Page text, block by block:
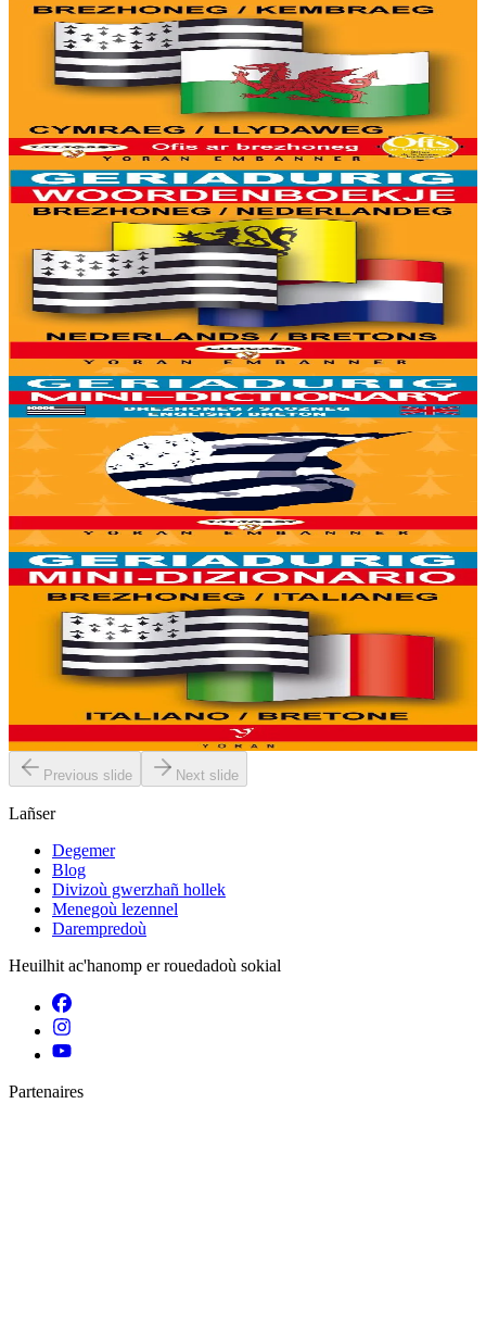
Geriadurig brezhoneg-kembraeg / kembraeg-
brezhoneg
8000 ger ha troidigezh & fonetik a ya d'ober ar geriadur chakod-
mañ. Kavout a reer e-barzh geriaoueg ar vuhez pemdez.
Er stok6,00 €
6 vloaz hag ouzhpenn
Yoran Embanner
Geriadurig brezhoneg-nederlandeg / nederlandeg-
brezhoneg
8000 ger ha troidigezh & fonetik a ya d'ober ar geriadur chakod-
mañ. Kavout a reer e-barzh geriaoueg ar vuhez pemdez.
Er stok6,00 €
6 vloaz hag ouzhpenn
Yoran Embanner
Geriadurig brezhoneg-saozneg / saozneg-brezhoneg
8000 ger ha troidigezh & fonetik a ya d'ober ar geriadur chakod-
mañ. Kavout a reer e-barzh geriaoueg ar vuhez pemdez.
Er stok6,00 €
6 vloaz hag ouzhpenn
Yoran Embanner
Geriadurig brezhoneg-italianeg / italianeg-
brezhoneg
8000 ger ha troidigezh & fonetik a ya d'ober ar geriadur chakod-
mañ. Kavout a reer e-barzh geriaoueg ar vuhez pemdez.
Er stok6,00 €
Previous slide Next slide
Lañser
Degemer
Blog
Divizoù gwerzhañ hollek
Menegoù lezennel
Darempredoù
Heuilhit ac'hanomp er rouedadoù sokial
Partenaires